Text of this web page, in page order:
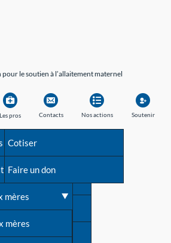
pour le soutien à l’allaitement maternel
d'allaitement ?
Les pros Contacts
d'aide?
de tous les
presse
de presse
Nos actions
mères
mères
Soutenir
Cotiser
Faire un don